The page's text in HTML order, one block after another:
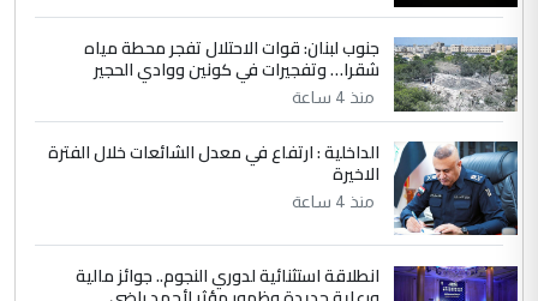
4 سردار
التعليق : واحد من عصابة علي ماما يسقط
جنسية الرافد الثالث للعراق ومن اصول عريقة
الموضوع :
الجواهري يرد على صدام حسين سل
مضجعيك يابن الزنا (نص كامل)
5 سردار
جنوب لبنان: قوات الاحتلال تفجر محطة مياه
شقرا… وتفجيرات في كونين ووادي الحجير
منذ 4 ساعة
الداخلية : ارتفاع في معدل الشائعات خلال الفترة
الاخيرة
منذ 4 ساعة
انطلاقة استثنائية لدوري النجوم.. جوائز مالية